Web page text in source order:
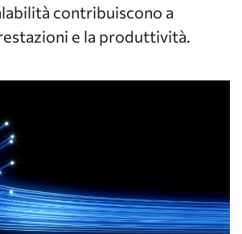
contribuiscono a
e la produttività.